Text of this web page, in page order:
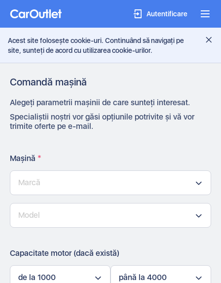
Autentificare
Acest site folosește cookie-uri. Continuând să navigați pe
site, sunteți de acord cu utilizarea cookie-urilor.
Comandă mașină
Alegeți parametrii mașinii de care sunteți interesat.
Specialiștii noștri vor găsi opțiunile potrivite și vă vor
trimite oferte pe e-mail.
Mașină *
Marcă
Model
Capacitate motor (dacă există)
de la 1000 până la 4000